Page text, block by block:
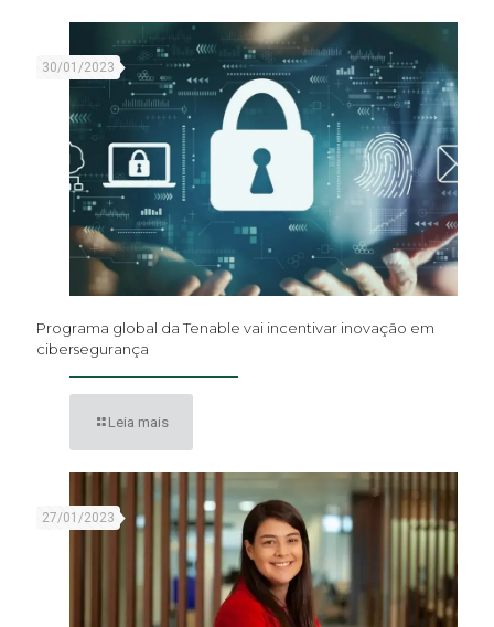
30/01/2023
Programa global da Tenable vai incentivar inovação em
cibersegurança
Leia mais
27/01/2023